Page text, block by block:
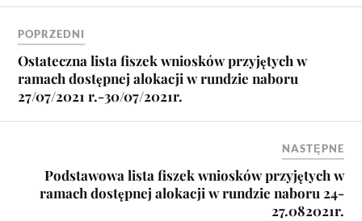
POPRZEDNI
Ostateczna lista fiszek wniosków przyjętych w
ramach dostępnej alokacji w rundzie naboru
27/07/2021 r.-30/07/2021r.
NASTĘPNE
Podstawowa lista fiszek wniosków przyjętych w
ramach dostępnej alokacji w rundzie naboru 24-
27.082021r.